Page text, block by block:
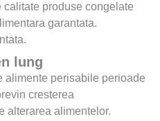
produse congelate
garantata.
lung
alimente perisabile perioade
cresterea
alterarea alimentelor.